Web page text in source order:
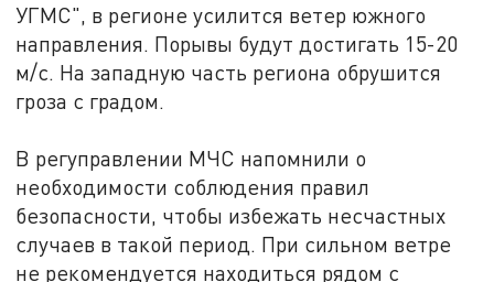
УГМС", в регионе усилится ветер южного
направления. Порывы будут достигать 15-20
м/с. На западную часть региона обрушится
гроза с градом.
В регуправлении МЧС напомнили о
необходимости соблюдения правил
безопасности, чтобы избежать несчастных
случаев в такой период. При сильном ветре
не рекомендуется находиться рядом с